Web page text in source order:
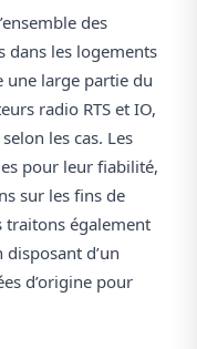
des
dans les logements
une large partie du
radio RTS et IO,
les cas. Les
pour leur fiabilité,
sur les fins de
traitons également
disposant d’un
d’origine pour